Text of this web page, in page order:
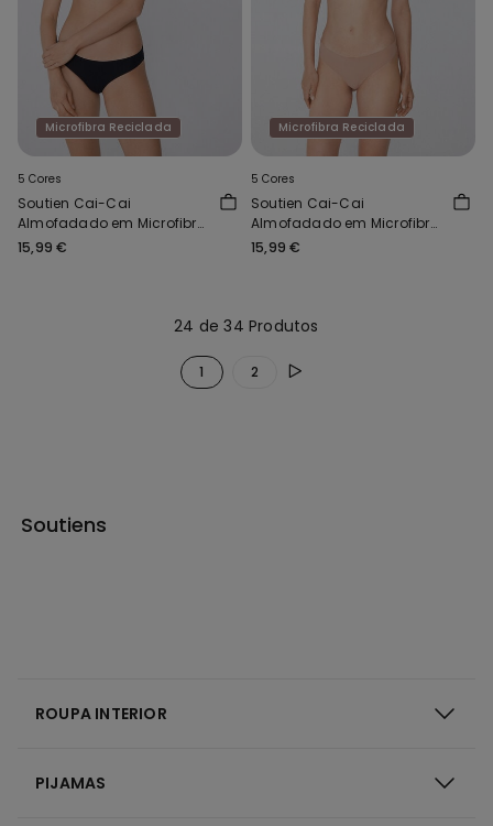
Microfibra Reciclada
5 Cores
Soutien Cai-Cai
Almofadado em Microfibra
Reciclada New York
15,99 €
Microfibra Reciclada
5 Cores
Soutien Cai-Cai
Almofadado em Microfibra
Reciclada New York
15,99 €
24 de 34 Produtos
1 2
Soutiens
ROUPA INTERIOR
PIJAMAS